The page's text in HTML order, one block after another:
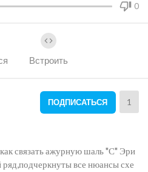
0
Встроить
ПОДПИСАТЬСЯ 1
связать ажурную шаль "С" Эри
все нюансы схе